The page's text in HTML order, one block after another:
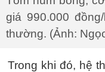
giá 990.000
thường. (Ảnh:
Trong khi đó, hệ